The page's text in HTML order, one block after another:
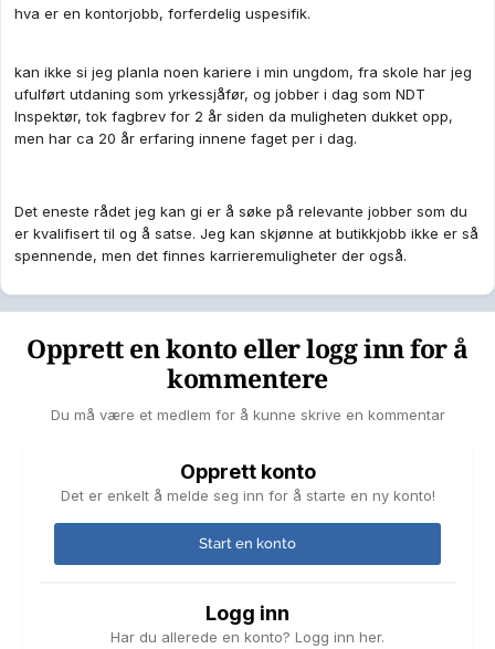
Til dømes så har det dei siste åra blitt meir populært og vanleg
å ta seg eit friår etter studiane i staden for å gå rett i jobb,
Asia, osv. Til dels er det kanskje fordi ein del som er
nyutdanna ikkje får seg ein relevant jobb heilt med ein gong,
men det er også eit signal om at fleire verdsetter fritid og
eigenutvikling framfor eit reint karrierejag.
hva er en kontorjobb, forferdelig uspesifik.
kan ikke si jeg planla noen kariere i min ungdom, fra skole har jeg
ufulført utdaning som yrkessjåfør, og jobber i dag som NDT
Inspektør, tok fagbrev for 2 år siden da muligheten dukket opp,
men har ca 20 år erfaring innene faget per i dag.
Det eneste rådet jeg kan gi er å søke på relevante jobber som du
er kvalifisert til og å satse. Jeg kan skjønne at butikkjobb ikke er så
spennende, men det finnes karrieremuligheter der også.
Opprett en konto eller logg inn for å
kommentere
Du må være et medlem for å kunne skrive en kommentar
Opprett konto
Det er enkelt å melde seg inn for å starte en ny konto!
Start en konto
Logg inn
Har du allerede en konto? Logg inn her.